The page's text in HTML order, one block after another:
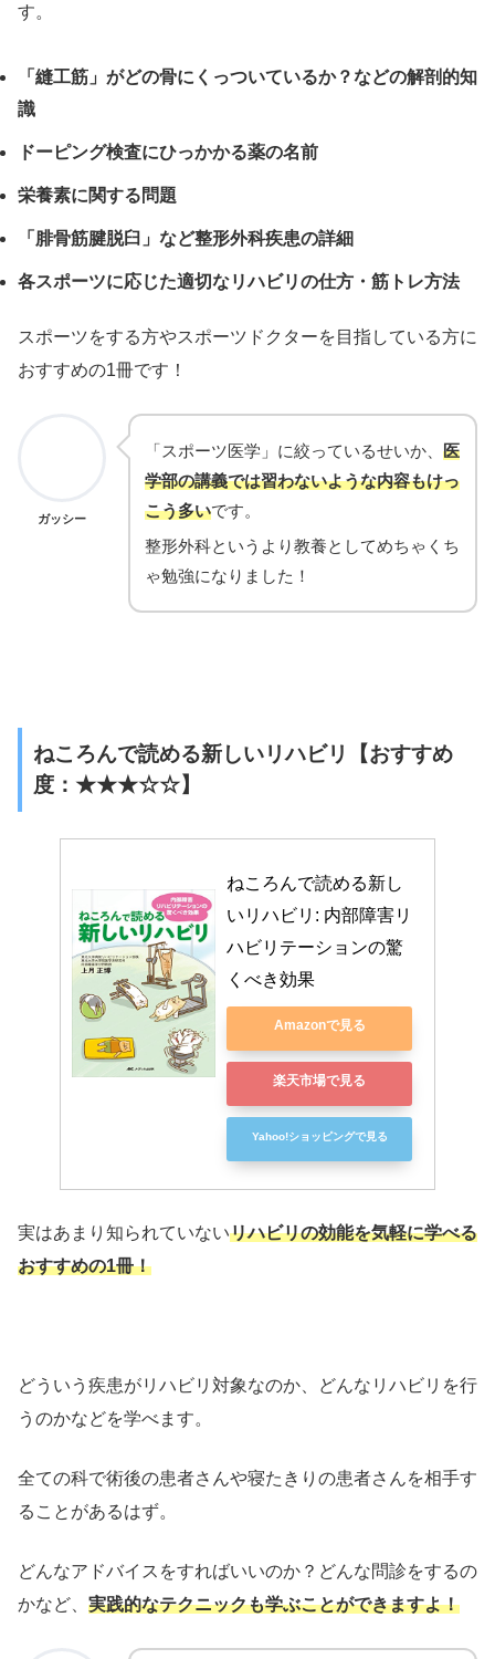
す。
「縫工筋」がどの骨にくっついているか？などの解剖的知
識
ドーピング検査にひっかかる薬の名前
栄養素に関する問題
「腓骨筋腱脱臼」など整形外科疾患の詳細
各スポーツに応じた適切なリハビリの仕方・筋トレ方法
スポーツをする方やスポーツドクターを目指している方に
おすすめの1冊です！
ガッシー
「スポーツ医学」に絞っているせいか、 医
学部の講義では習わないような内容もけっ
こう多いです。
整形外科というより教養としてめちゃくち
ゃ勉強になりました！
ねころんで読める新しいリハビリ【おすすめ
度：★★★☆☆】
ねころんで読める新し
いリハビリ: 内部障害リ
ハビリテーションの驚
くべき効果
Amazonで見る
楽天市場で見る
Yahoo!ショッピングで見る
実はあまり知られていないリハビリの効能を気軽に学べる
おすすめの1冊！
どういう疾患がリハビリ対象なのか、どんなリハビリを行
うのかなどを学べます。
全ての科で術後の患者さんや寝たきりの患者さんを相手す
ることがあるはず。
どんなアドバイスをすればいいのか？どんな問診をするの
かなど、 実践的なテクニックも学ぶことができますよ！